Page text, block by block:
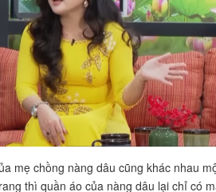
mẹ chồng nàng dâu cũng khác nhau
thì quần áo của nàng dâu lại chỉ có